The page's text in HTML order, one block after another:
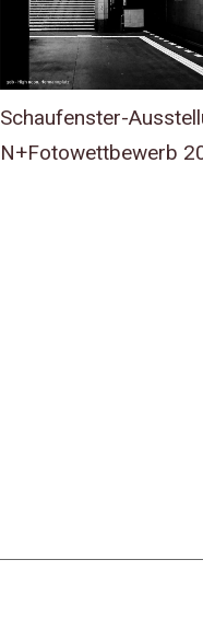
Schaufenster-
N+Fotowettbewerb